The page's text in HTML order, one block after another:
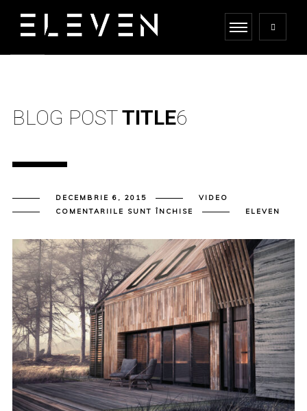
BLOG POSTTITLE6
DECEMBRIE 6, 2015
VIDEO
COMENTARIILE SUNT ÎNCHISE PENTRU
ELEVEN